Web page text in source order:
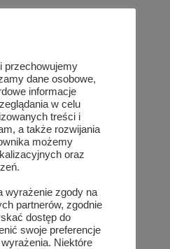
przechowujemy
dane osobowe,
informacje
w celu
treści i
a także rozwijania
możemy
oraz
wyrażenie zgody na
partnerów, zgodnie
dostęp do
swoje preferencje
Niektóre